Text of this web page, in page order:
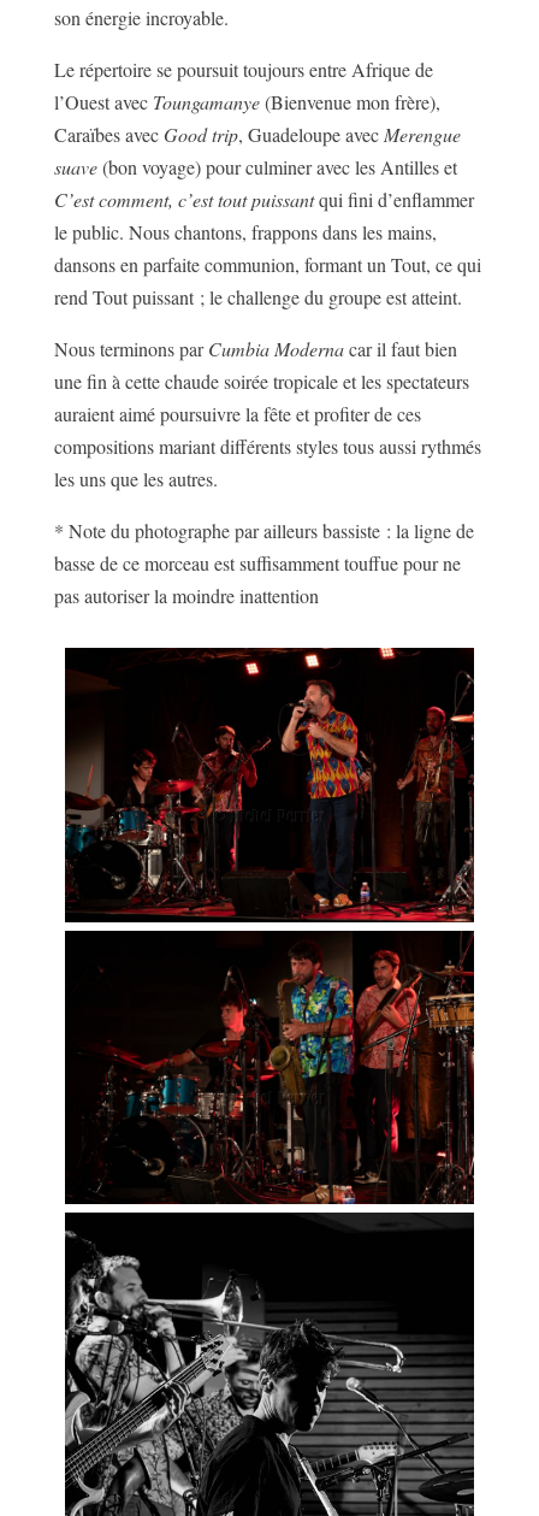
son énergie incroyable.
Le répertoire se poursuit toujours entre Afrique de
l’Ouest avec Toungamanye(Bienvenue mon frère),
Caraïbes avecGood trip, Guadeloupe avecMerengue
suave(bon voyage) pour culminer avec les Antilles et
C’est comment, c’est tout puissantqui fini d’enflammer
le public. Nous chantons, frappons dans les mains,
dansons en parfaite communion, formant un Tout, ce qui
rend Tout puissant ; le challenge du groupe est atteint.
Nous terminons parCumbia Modernacar il faut bien
une fin à cette chaude soirée tropicale et les spectateurs
auraient aimé poursuivre la fête et profiter de ces
compositions mariant différents styles tous aussi rythmés
les uns que les autres.
* Note du photographe par ailleurs bassiste : la ligne de
basse de ce morceau est suffisamment touffue pour ne
pas autoriser la moindre inattention